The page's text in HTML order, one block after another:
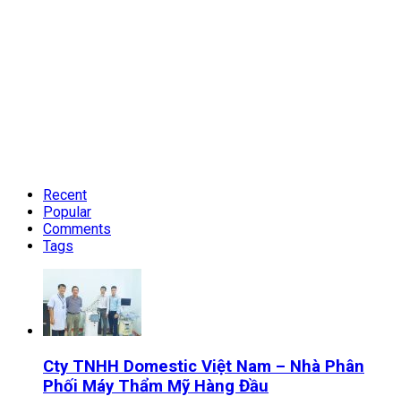
Recent
Popular
Comments
Tags
Cty TNHH Domestic Việt Nam – Nhà Phân
Phối Máy Thẩm Mỹ Hàng Đầu